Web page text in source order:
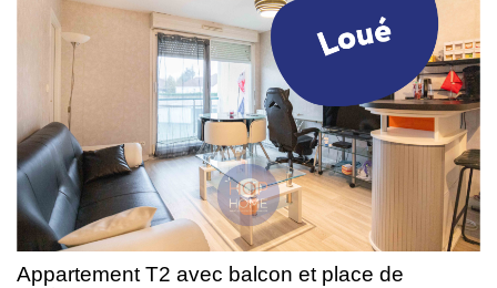
Appartement T2 avec balcon et place de